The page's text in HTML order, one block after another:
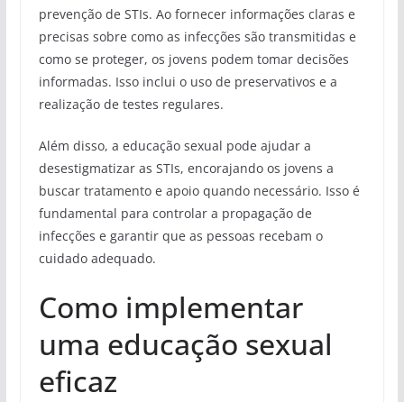
prevenção de STIs. Ao fornecer informações claras e
precisas sobre como as infecções são transmitidas e
como se proteger, os jovens podem tomar decisões
informadas. Isso inclui o uso de preservativos e a
realização de testes regulares.
Além disso, a educação sexual pode ajudar a
desestigmatizar as STIs, encorajando os jovens a
buscar tratamento e apoio quando necessário. Isso é
fundamental para controlar a propagação de
infecções e garantir que as pessoas recebam o
cuidado adequado.
Como implementar
uma educação sexual
eficaz